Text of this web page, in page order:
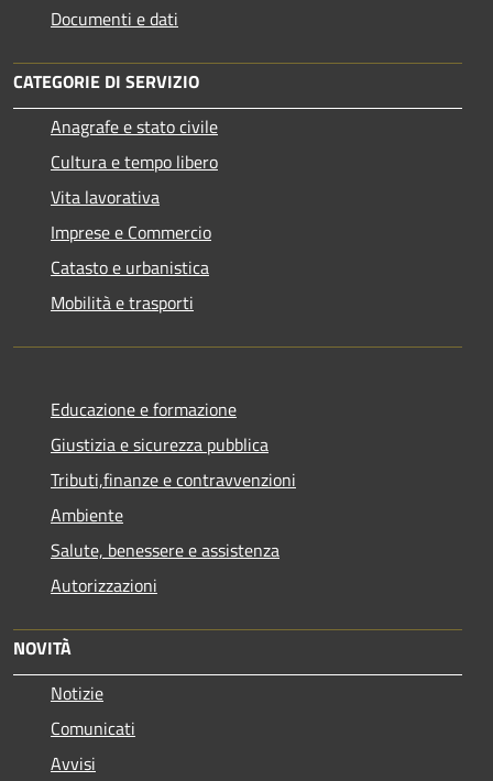
Documenti e dati
CATEGORIE DI SERVIZIO
Anagrafe e stato civile
Cultura e tempo libero
Vita lavorativa
Imprese e Commercio
Catasto e urbanistica
Mobilità e trasporti
Educazione e formazione
Giustizia e sicurezza pubblica
Tributi,finanze e contravvenzioni
Ambiente
Salute, benessere e assistenza
Autorizzazioni
NOVITÀ
Notizie
Comunicati
Avvisi